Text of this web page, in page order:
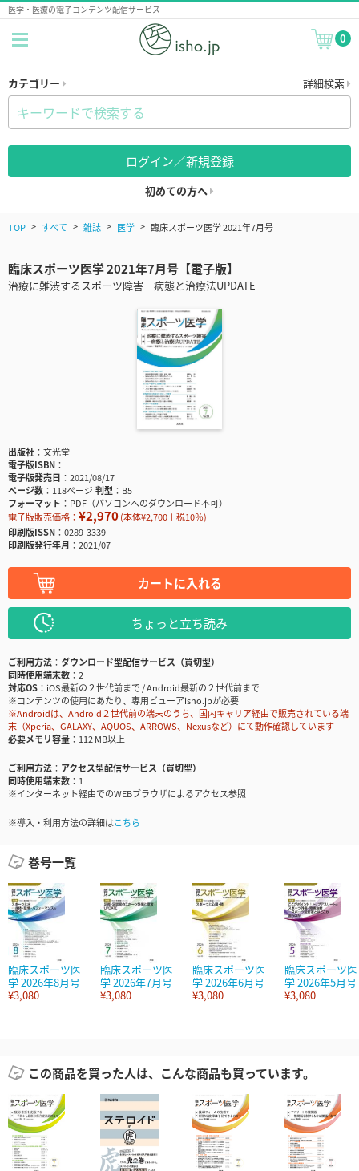
医学・医療の電子コンテンツ配信サービス
0
カテゴリー 詳細検索
ログイン／新規登録
初めての方へ
TOP すべて 雑誌 医学 臨床スポーツ医学 2021年7月号
臨床スポーツ医学 2021年7月号【電子版】
治療に難渋するスポーツ障害－病態と治療法UPDATE－
出版社
文光堂
電子版ISBN
電子版発売日
2021/08/17
ページ数
118ページ判型
B5
フォーマット
PDF（パソコンへのダウンロード不可）
電子版販売価格： ¥2,970(本体¥2,700＋税10％)
印刷版ISSN
0289-3339
印刷版発行年月
2021/07
カートに入れる
ちょっと立ち読み
ご利用方法
ダウンロード型配信サービス（買切型）
同時使用端末数
2
対応OS
iOS最新の２世代前まで / Android最新の２世代前まで
※コンテンツの使用にあたり、専用ビューアisho.jpが必要
※Androidは、Android２世代前の端末のうち、国内キャリア経由で販売されている端
末（Xperia、GALAXY、AQUOS、ARROWS、Nexusなど）にて動作確認しています
必要メモリ容量
112 MB以上
ご利用方法
アクセス型配信サービス（買切型）
同時使用端末数
1
※インターネット経由でのWEBブラウザによるアクセス参照
※導入・利用方法の詳細はこちら
巻号一覧
臨床スポーツ医
学 2026年8月号
¥3,080
臨床スポーツ医
学 2026年7月号
¥3,080
臨床スポーツ医
学 2026年6月号
¥3,080
臨床スポーツ医
学 2026年5月号
¥3,080
この商品を買った人は、こんな商品も買っています。